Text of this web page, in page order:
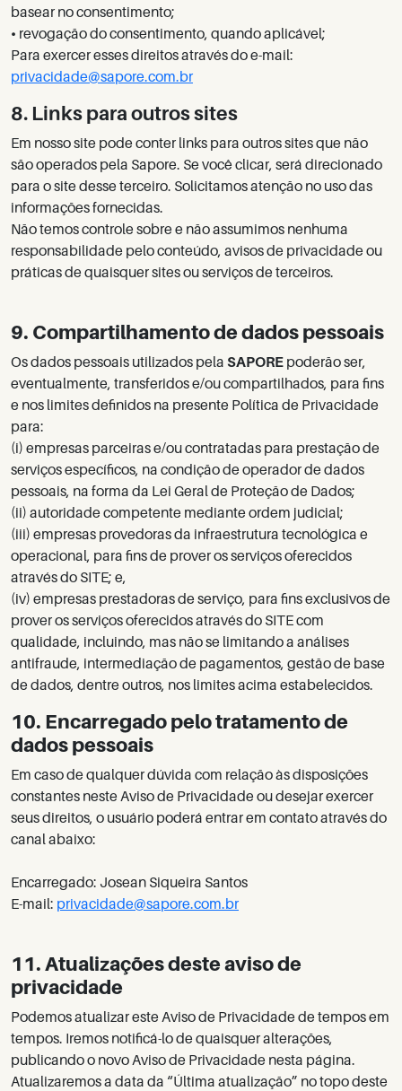
basear no consentimento;
• revogação do consentimento, quando aplicável;
Para exercer esses direitos através do e-mail:
privacidade@sapore.com.br
8. Links para outros sites
Em nosso site pode conter links para outros sites que não
são operados pela Sapore. Se você clicar, será direcionado
para o site desse terceiro. Solicitamos atenção no uso das
informações fornecidas.
Não temos controle sobre e não assumimos nenhuma
responsabilidade pelo conteúdo, avisos de privacidade ou
práticas de quaisquer sites ou serviços de terceiros.
9. Compartilhamento de dados pessoais
Os dados pessoais utilizados pela SAPORE poderão ser,
eventualmente, transferidos e/ou compartilhados, para fins
e nos limites definidos na presente Política de Privacidade
para:
(i) empresas parceiras e/ou contratadas para prestação de
serviços específicos, na condição de operador de dados
pessoais, na forma da Lei Geral de Proteção de Dados;
(ii) autoridade competente mediante ordem judicial;
(iii) empresas provedoras da infraestrutura tecnológica e
operacional, para fins de prover os serviços oferecidos
através do SITE; e,
(iv) empresas prestadoras de serviço, para fins exclusivos de
prover os serviços oferecidos através do SITE com
qualidade, incluindo, mas não se limitando a análises
antifraude, intermediação de pagamentos, gestão de base
de dados, dentre outros, nos limites acima estabelecidos.
10. Encarregado pelo tratamento de
dados pessoais
Em caso de qualquer dúvida com relação às disposições
constantes neste Aviso de Privacidade ou desejar exercer
seus direitos, o usuário poderá entrar em contato através do
canal abaixo:
Encarregado: Josean Siqueira Santos
E-mail: privacidade@sapore.com.br
11. Atualizações deste aviso de
privacidade
Podemos atualizar este Aviso de Privacidade de tempos em
tempos. Iremos notificá-lo de quaisquer alterações,
publicando o novo Aviso de Privacidade nesta página.
Atualizaremos a data da “Última atualização” no topo deste